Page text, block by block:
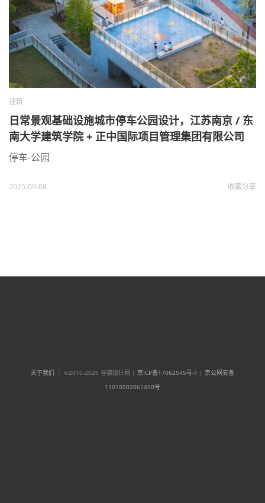
建筑
日常景观基础设施城市停车公园设计，江苏南京 / 东
南大学建筑学院 + 正中国际项目管理集团有限公司
停车-公园
2025-09-08 收藏分享
关于我们 ｜ ©2010-2026 谷德设计网 | 京ICP备17062545号-1 | 京公网安备
11010502061450号